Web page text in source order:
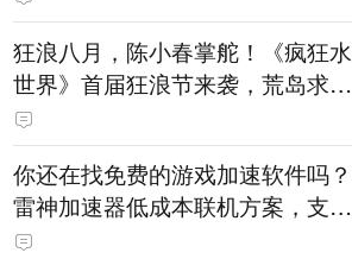
狂浪八月，陈小春掌舵！《疯狂水
世界》首届狂浪节来袭，荒岛求生
直播即将开启
你还在找免费的游戏加速软件吗？
雷神加速器低成本联机方案，支持
免费试用